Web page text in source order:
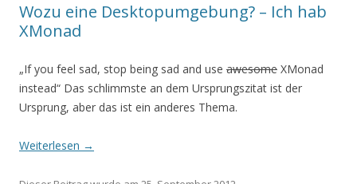
Wozu eine Desktopumgebung? – Ich hab
XMonad
„If you feel sad, stop being sad and use awesome XMonad
instead“ Das schlimmste an dem Ursprungszitat ist der
Ursprung, aber das ist ein anderes Thema.
Weiterlesen →